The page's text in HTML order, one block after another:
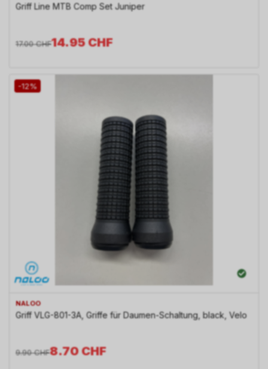
Griff Line MTB Comp Set Juniper
14.95CHF
17.00 CHF
-12%
NALOO
Griff VLG-801-3A, Griffe für Daumen-Schaltung, black, Velo
8.70CHF
9.90 CHF